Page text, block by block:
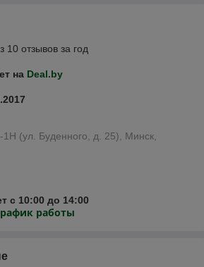
10 отзывов за год
на Deal.by
(ул. Буденного, д. 25), Минск,
с 10:00 до 14:00
работы